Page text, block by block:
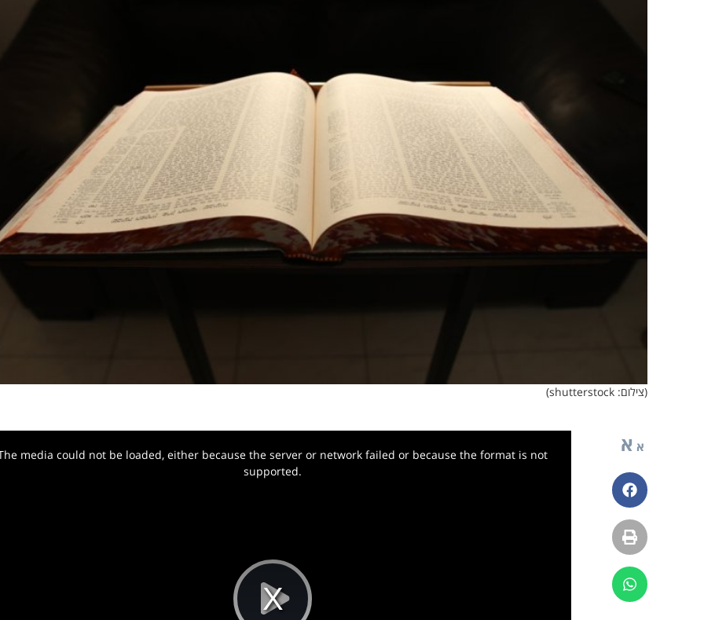
(צילום: shutterstock)
א א
פייסבוק
הדפסה
ווטסאפ
media could not be loaded, either because the server or network failed or because the format is not
supported.